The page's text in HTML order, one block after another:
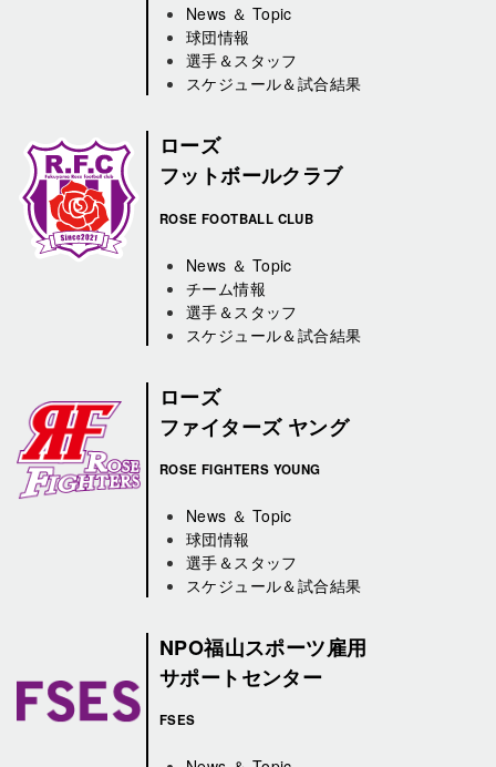
News ＆ Topic
球団情報
選手＆スタッフ
スケジュール＆試合結果
ローズ
フットボールクラブ
ROSE FOOTBALL CLUB
News ＆ Topic
チーム情報
選手＆スタッフ
スケジュール＆試合結果
ローズ
ファイターズ ヤング
ROSE FIGHTERS YOUNG
News ＆ Topic
球団情報
選手＆スタッフ
スケジュール＆試合結果
NPO福山スポーツ雇用
サポートセンター
FSES